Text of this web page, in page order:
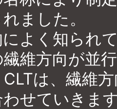
ました。
よく知られ
繊維方向が並
CLTは、繊維
せていきま